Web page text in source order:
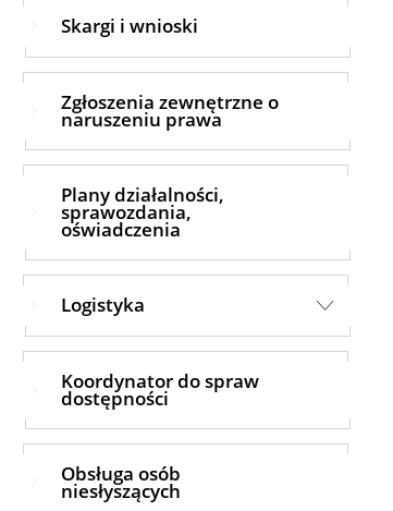
Skargi i wnioski
Zgłoszenia zewnętrzne o
naruszeniu prawa
Plany działalności,
sprawozdania,
oświadczenia
Logistyka
Koordynator do spraw
dostępności
Obsługa osób
niesłyszących